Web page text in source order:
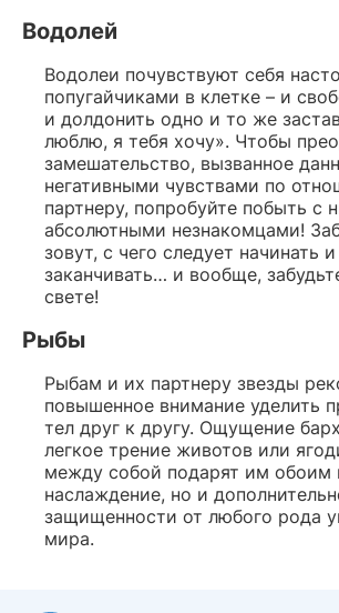
Водолей
Водолеи почувствуют себя
попугайчиками в клетке – и
и долдонить одно и то же
люблю, я тебя хочу». Чтобы
замешательство, вызванное
негативными чувствами по
партнеру, попробуйте побыть с
абсолютными незнакомцами!
зовут, с чего следует начинать
заканчивать… и вообще,
свете!
Рыбы
Рыбам и их партнеру звезды
повышенное внимание уделить
тел друг к другу. Ощущение
легкое трение животов или
между собой подарят им обоим
наслаждение, но и
защищенности от любого рода
мира.